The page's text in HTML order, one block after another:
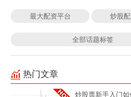
最大配资平台 炒股
全部话题标签
热门文章
炒股票新手入门